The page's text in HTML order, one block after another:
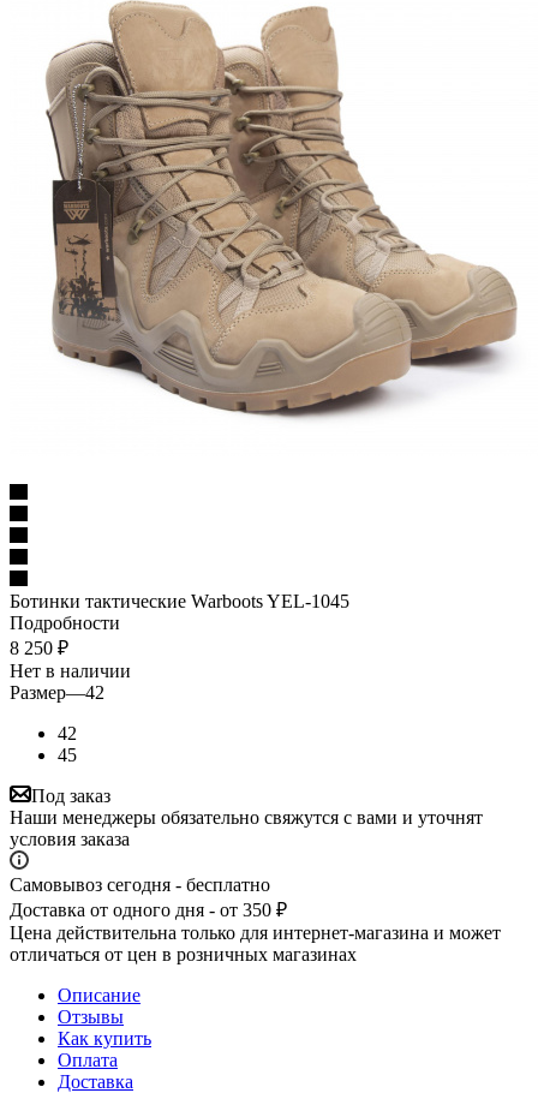
Ботинки тактические Warboots YEL-1045
Подробности
8 250 ₽
Нет в наличии
Размер—42
42
45
Под заказ
Наши менеджеры обязательно свяжутся с вами и уточнят
условия заказа
Самовывоз сегодня - бесплатно
Доставка от одного дня - от 350 ₽
Цена действительна только для интернет-магазина и может
отличаться от цен в розничных магазинах
Описание
Отзывы
Как купить
Оплата
Доставка